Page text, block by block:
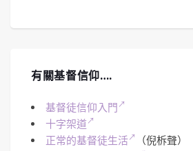
有關基督信仰….
基督徒信仰入門
十字架道
正常的基督徒生活
（倪柝聲）